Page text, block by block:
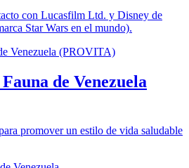
con Lucasfilm Ltd. y Disney de
Star Wars en el mundo).
de Venezuela
promover un estilo de vida saludable